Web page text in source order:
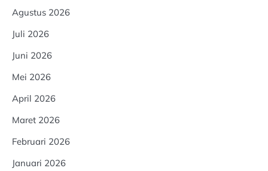
Agustus 2026
Juli 2026
Juni 2026
Mei 2026
April 2026
Maret 2026
Februari 2026
Januari 2026